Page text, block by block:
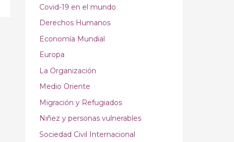
Covid-19 en el mundo
Derechos Humanos
Economía Mundial
Europa
La Organización
Medio Oriente
Migración y Refugiados
Niñez y personas vulnerables
Sociedad Civil Internacional